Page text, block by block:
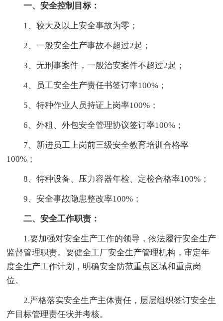
一、安全控制目标：
1、较大及以上安全事故为零；
2、一般安全生产事故不超过2起；
3、无刑事案件，一般治安案件不超过2起；
4、员工安全生产责任书签订率100%；
5、特种作业人员持证上岗率100%；
6、外租、外包安全管理协议签订率100%；
7、新进员工上岗前三级安全教育培训合格率
100%；
8、特种设备、压力容器年检、定检合格率100%；
9、安全事故隐患整改率100%；
二、安全工作职责：
1.要加强对安全生产工作的领导，依法履行安全生产
监督管理职责。要健全工厂安全生产管理机构，审定年
度全生产工作计划，明确安全防范重点区域和重点岗
位。
2.严格落实安全生产主体责任，层层组织签订安全生
产目标管理责任状并考核。